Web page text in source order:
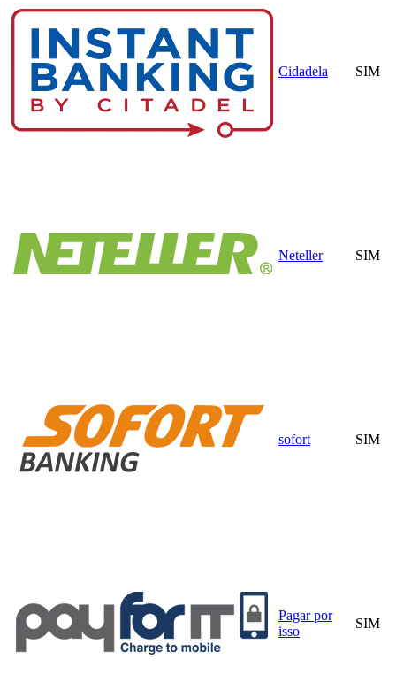
Cidadela SIM
Neteller SIM
sofort SIM
Pagar por
isso
SIM